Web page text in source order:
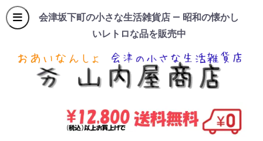
会津坂下町の小さな生活雑貨店 — 昭和の懐かし
いレトロな品を販売中